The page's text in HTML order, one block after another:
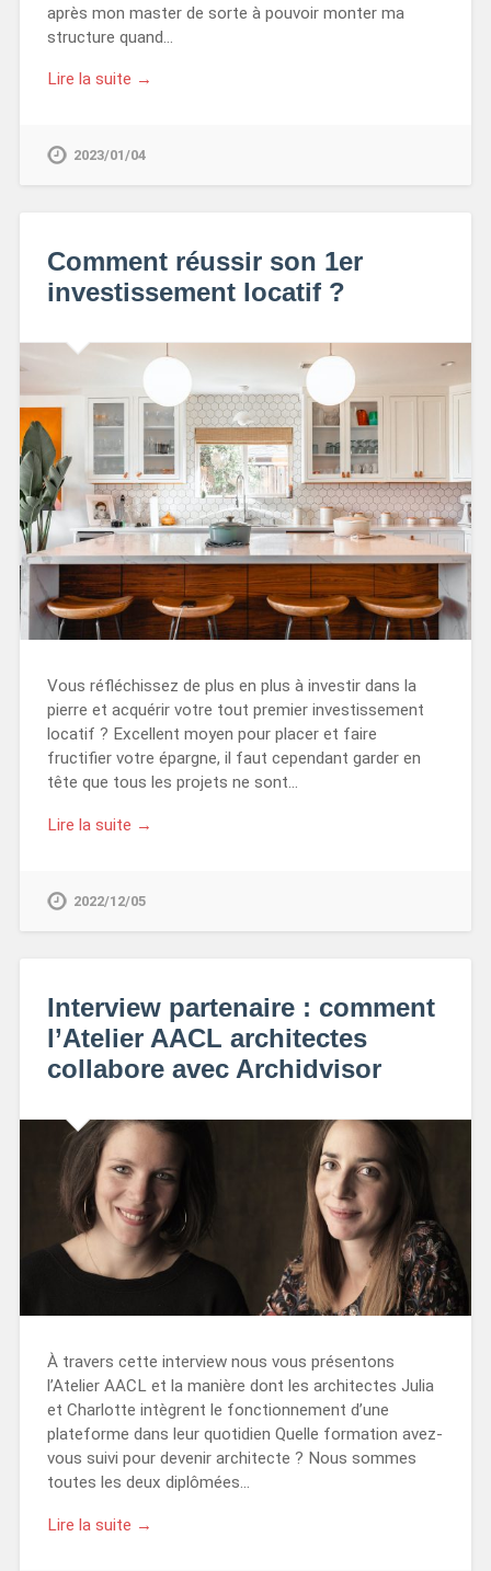
après mon master de sorte à pouvoir monter ma
structure quand…
Lire la suite →
2023/01/04
Comment réussir son 1er
investissement locatif ?
Vous réfléchissez de plus en plus à investir dans la
pierre et acquérir votre tout premier investissement
locatif ? Excellent moyen pour placer et faire
fructifier votre épargne, il faut cependant garder en
tête que tous les projets ne sont…
Lire la suite →
2022/12/05
Interview partenaire : comment
l’Atelier AACL architectes
collabore avec Archidvisor
À travers cette interview nous vous présentons
l’Atelier AACL et la manière dont les architectes Julia
et Charlotte intègrent le fonctionnement d’une
plateforme dans leur quotidien Quelle formation avez-
vous suivi pour devenir architecte ? Nous sommes
toutes les deux diplômées…
Lire la suite →